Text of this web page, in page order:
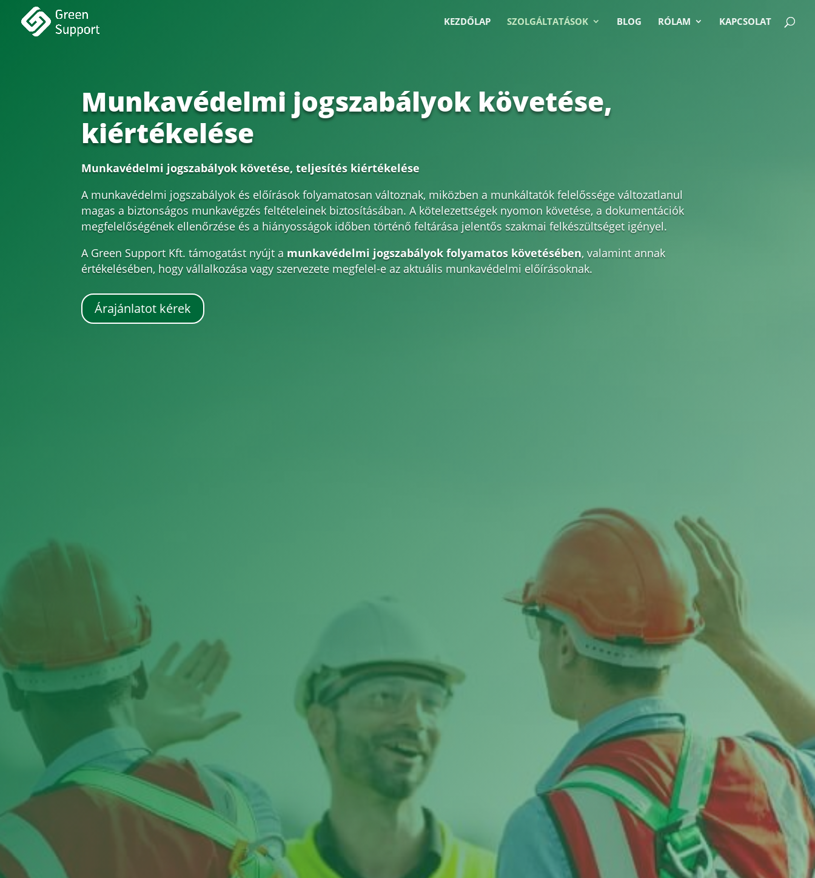
KEZDŐLAP SZOLGÁLTATÁSOK BLOG RÓLAM KAPCSOLAT
Munkavédelmi jogszabályok követése,
kiértékelése
Munkavédelmi jogszabályok követése, teljesítés kiértékelése
A munkavédelmi jogszabályok és előírások folyamatosan változnak, miközben a munkáltatók felelőssége változatlanul
magas a biztonságos munkavégzés feltételeinek biztosításában. A kötelezettségek nyomon követése, a dokumentációk
megfelelőségének ellenőrzése és a hiányosságok időben történő feltárása jelentős szakmai felkészültséget igényel.
A Green Support Kft. támogatást nyújt a munkavédelmi jogszabályok folyamatos követésében, valamint annak
értékelésében, hogy vállalkozása vagy szervezete megfelel-e az aktuális munkavédelmi előírásoknak.
Árajánlatot kérek